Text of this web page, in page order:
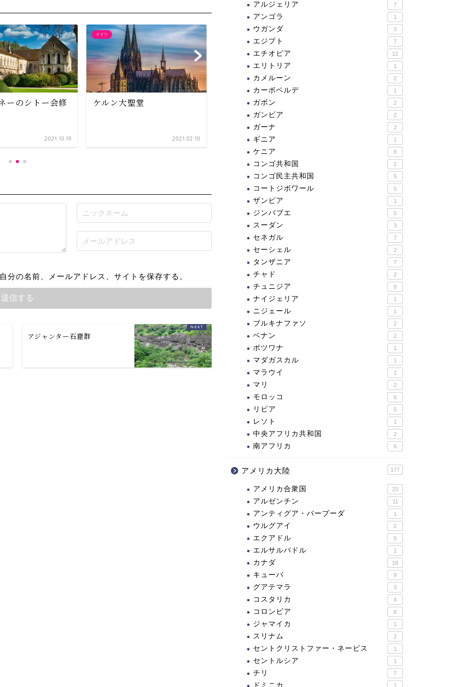
ーのシトー会修
2021.10.19
ドイツ
ケルン大聖堂
2021.02.10
ノール=パ・デュ・カレー
地方の炭田地帯
フォントネーのシトー会修
分の名前、メールアドレス、サイトを保存する。
アジャンター石窟群
アルジェリア 7
アンゴラ 1
ウガンダ 3
エジプト 7
エチオピア 12
エリトリア 1
カメルーン 2
カーボベルデ 1
ガボン 2
ガンビア 2
ガーナ 2
ギニア 1
ケニア 8
コンゴ共和国 2
コンゴ民主共和国 5
コートジボワール 5
ザンビア 1
ジンバブエ 5
スーダン 3
セネガル 7
セーシェル 2
タンザニア 7
チャド 2
チュニジア 9
ナイジェリア 1
ニジェール 1
ブルキナファソ 2
ベナン 2
ボツワナ 1
マダガスカル 1
マラウイ 1
マリ 2
モロッコ 6
リビア 5
レソト 1
中央アフリカ共和国 2
南アフリカ 6
アメリカ大陸 177
アメリカ合衆国 23
アルゼンチン 11
アンティグア・バーブーダ 1
ウルグアイ 2
エクアドル 5
エルサルバドル 1
カナダ 18
キューバ 9
グアテマラ 3
コスタリカ 4
コロンビア 8
ジャマイカ 1
スリナム 2
セントクリストファー・ネービス 1
セントルシア 1
チリ 7
ドミニカ 1